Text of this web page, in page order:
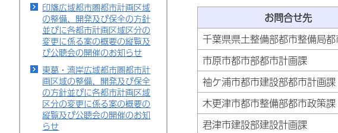
印旛広域都市圏都市計画区域
の整備、開発及び保全の方針
並びに各都市計画区域区分の
変更に係る案の概要の縦覧及
び公聴会の開催のお知らせ
東葛・湾岸広域都市圏都市計
画区域の整備、開発及び保全
の方針並びに各都市計画区域
区分の変更に係る案の概要の
縦覧及び公聴会の開催のお知
らせ
お問合せ先
千葉県県土整備部都市整備局
市原市都市部都市計画課
袖ケ浦市都市建設部都市計画課
木更津市都市整備部都市政策課
君津市建設部建設計画課